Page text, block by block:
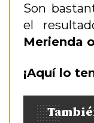
Son
el
Merienda
¡Aquí lo